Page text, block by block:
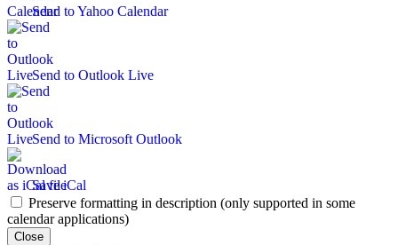
Send to Yahoo Calendar
Send to Outlook Live
Send to Microsoft Outlook
Save iCal
Preserve formatting in description (only supported in some
calendar applications)
Close